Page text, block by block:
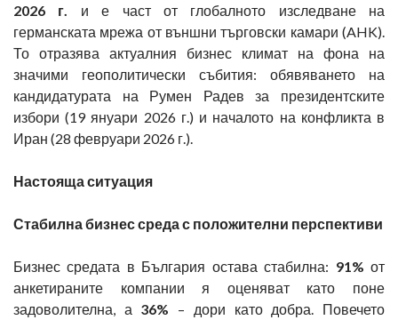
2026 г.
и е част от глобалното изследване на
германската мрежа от външни търговски камари (AHK).
То отразява актуалния бизнес климат на фона на
значими геополитически събития: обявяването на
кандидатурата на Румен Радев за президентските
избори (19 януари 2026 г.) и началото на конфликта в
Иран (28 февруари 2026 г.).
Настояща ситуация
Стабилна бизнес среда с положителни перспективи
Бизнес средата в България остава стабилна: 91% от
анкетираните компании я оценяват като поне
задоволителна, а 36% – дори като добра. Повечето